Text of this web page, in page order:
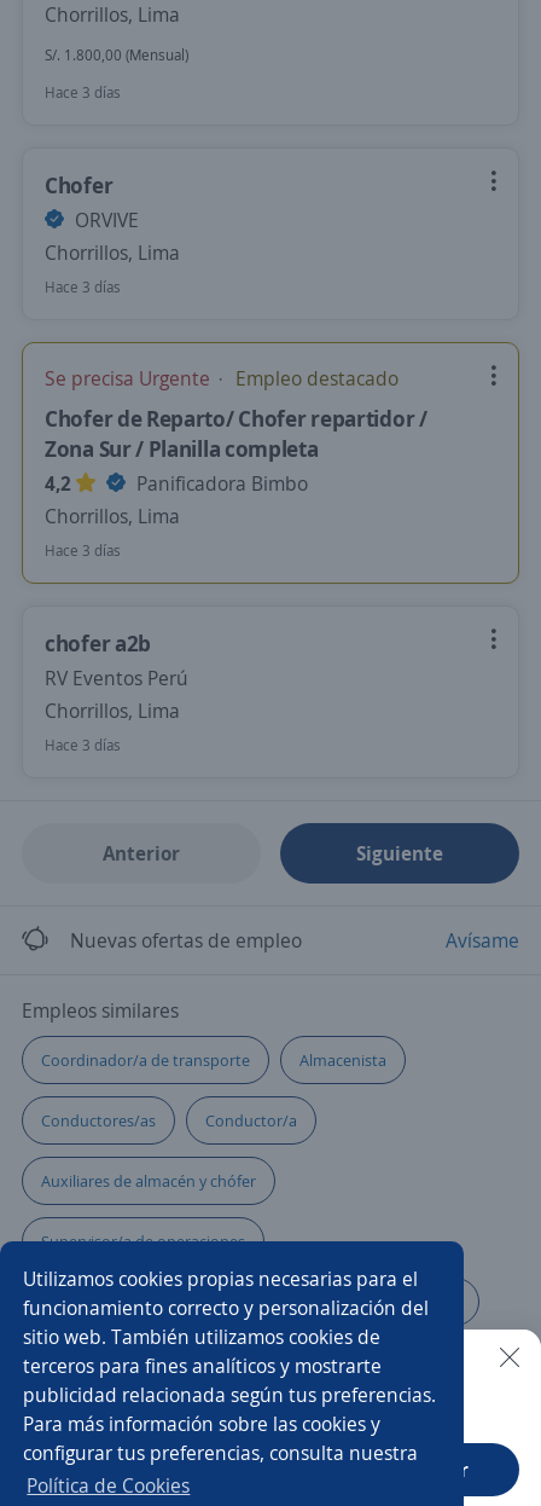
Chorrillos, Lima
S/. 1.800,00 (Mensual)
Hace 3 días
Chofer
ORVIVE
Chorrillos, Lima
Hace 3 días
Se precisa Urgente Empleo destacado
Chofer de Reparto/ Chofer repartidor /
Zona Sur / Planilla completa
4,2
Panificadora Bimbo
Chorrillos, Lima
Hace 3 días
chofer a2b
RV Eventos Perú
Chorrillos, Lima
Hace 3 días
Anterior Siguiente
Nuevas ofertas de empleo Avísame
Empleos similares
Coordinador/a de transporte Almacenista
Conductores/as Conductor/a
Auxiliares de almacén y chófer
Supervisor/a de operaciones
Chóferes con licencia vigente Auxiliar de distribución
Chóferes licencia federal Chófer de reparto
Chófer vendedor Operador/a de volquete
Chófer de transporte de personal Conductor profesional
Buscar es más fácil en la app
CT App Abrir
Utilizamos cookies propias necesarias para el
funcionamiento correcto y personalización del
sitio web. También utilizamos cookies de
terceros para fines analíticos y mostrarte
publicidad relacionada según tus preferencias.
Para más información sobre las cookies y
configurar tus preferencias, consulta nuestra
Política de Cookies